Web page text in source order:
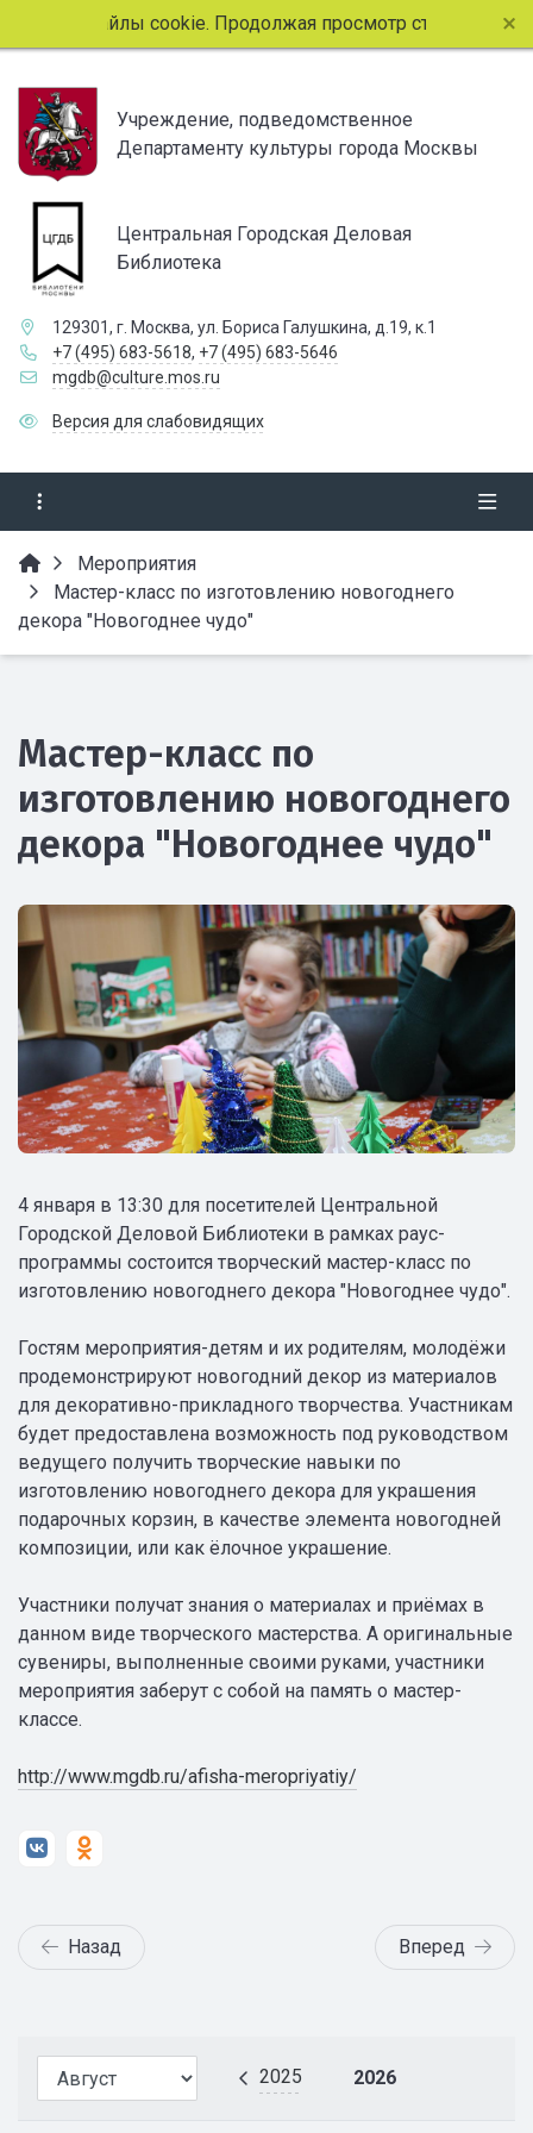
файлы cookie. Продолжая просмотр страниц
Учреждение, подведомственное
Департаменту культуры города Москвы
Центральная Городская Деловая
Библиотека
129301, г. Москва, ул. Бориса Галушкина, д.19, к.1
+7 (495) 683-5618, +7 (495) 683-5646
mgdb@culture.mos.ru
Версия для слабовидящих
Мероприятия
Мастер-класс по изготовлению новогоднего
декора "Новогоднее чудо"
2025 2026
Мастер-класс по
изготовлению новогоднего
декора "Новогоднее чудо"
4 января в 13:30 для посетителей Центральной
Городской Деловой Библиотеки в рамках раус-
программы состоится творческий мастер-класс по
изготовлению новогоднего декора "Новогоднее чудо".
Гостям мероприятия-детям и их родителям, молодёжи
продемонстрируют новогодний декор из материалов
для декоративно-прикладного творчества. Участникам
будет предоставлена возможность под руководством
ведущего получить творческие навыки по
изготовлению новогоднего декора для украшения
подарочных корзин, в качестве элемента новогодней
композиции, или как ёлочное украшение.
Участники получат знания о материалах и приёмах в
данном виде творческого мастерства. А оригинальные
сувениры, выполненные своими руками, участники
мероприятия заберут с собой на память о мастер-
классе.
http://www.mgdb.ru/afisha-meropriyatiy/
Назад Вперед